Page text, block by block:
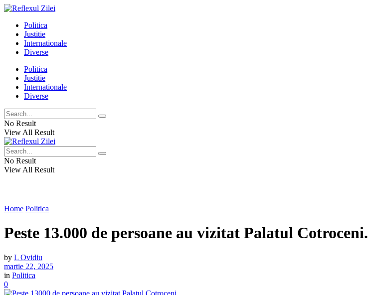
Politica
Justitie
Internationale
Diverse
Politica
Justitie
Internationale
Diverse
No Result
View All Result
No Result
View All Result
Home Politica
Peste 13.000 de persoane au vizitat Palatul Cotroceni.
by L Ovidiu
martie 22, 2025
in Politica
0